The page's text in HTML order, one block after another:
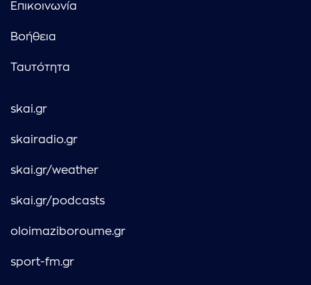
Επικοινωνία
Βοήθεια
Ταυτότητα
skai.gr
skairadio.gr
skai.gr/weather
skai.gr/podcasts
oloimaziboroume.gr
sport-fm.gr